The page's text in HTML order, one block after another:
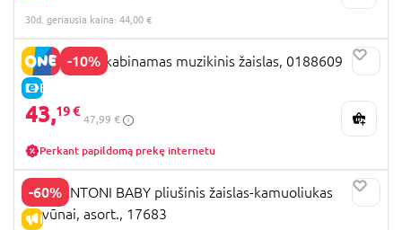
30d. geriausia kaina: 44,00 €
-10%
E-KAINA
PLAYGRO pakabinamas muzikinis žaislas, 0188609
43,19 €
47,99 €
Perkant papildomą prekę internetu
-60%
IŠPARDAVIMAS
CLEMENTONI BABY pliušinis žaislas-kamuoliukas
Gyvūnai, asort., 17683